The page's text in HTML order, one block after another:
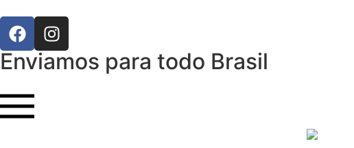
Enviamos para todo Brasil